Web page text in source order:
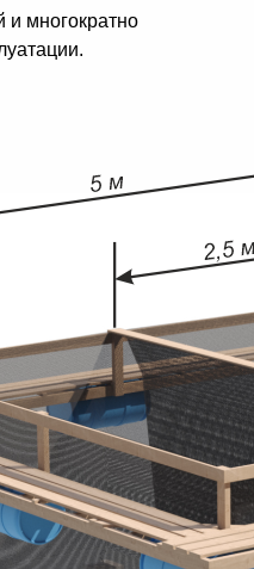
многократно